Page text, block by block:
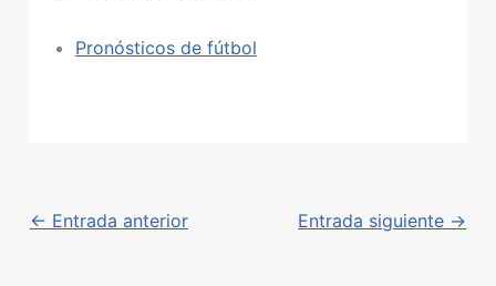
Pronósticos de fútbol
← Entrada anterior Entrada siguiente →